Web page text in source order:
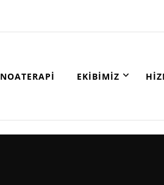
NOATERAPI EKIBIMIZ